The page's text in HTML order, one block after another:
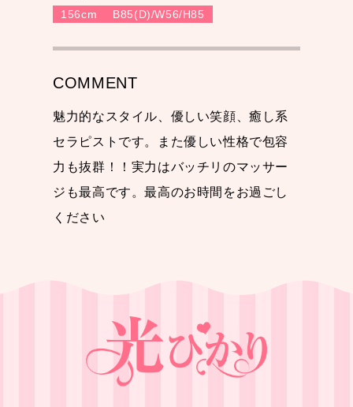
156cm B85(D)/W56/H85
COMMENT
魅力的なスタイル、優しい笑顔、癒し系
セラピストです。また優しい性格で包容
力も抜群！！実力はバッチリのマッサー
ジも最高です。最高のお時間をお過ごし
ください